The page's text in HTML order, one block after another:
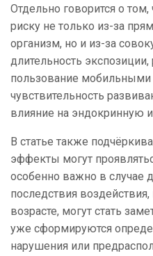
Отдельно говорится о
риску не только из-за
организм, но и из-за
длительность
пользование
чувствительность
влияние на эндокринную
В статье также
эффекты могут
особенно важно в случае
последствия
возрасте, могут стать
уже сформируются
нарушения или